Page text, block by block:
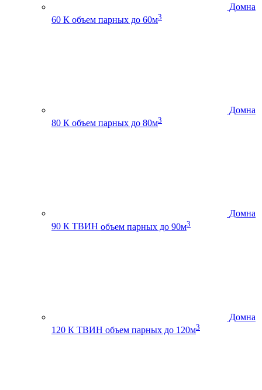
Домна
60 К объем парных до 60м3
Домна
80 К объем парных до 80м3
Домна
90 К ТВИН объем парных до 90м3
Домна
120 К ТВИН объем парных до 120м3